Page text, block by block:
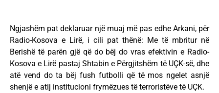
Ngjashëm pat deklaruar një muaj më pas edhe Arkani, për
Radio-Kosova e Lirë, i cili pat thënë: Me të mbritur në
Berishë të parën gjë që do bëj do vras efektivin e Radio-
Kosova e Lirë pastaj Shtabin e Përgjitshëm të UÇK-së, dhe
atë vend do ta bëj fush futbolli që të mos ngelet asnjë
shenjë e atij institucioni frymëzues të terroristëve të UÇK.